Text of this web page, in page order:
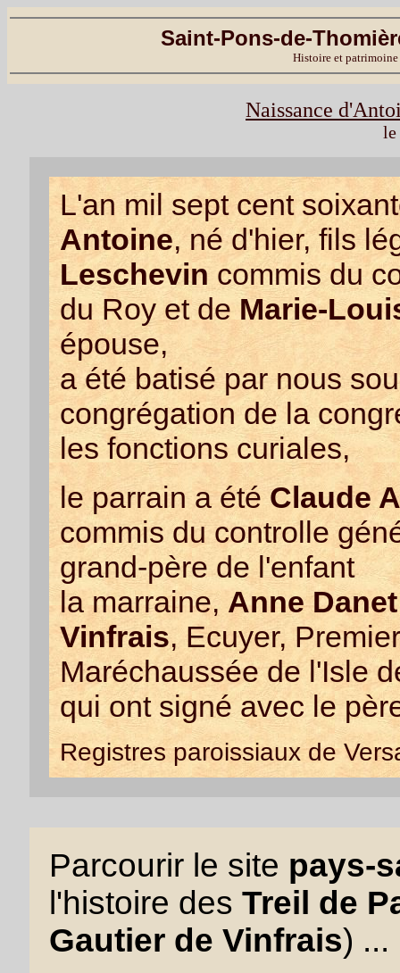
Saint-Pons-de-
Histoire et
Naissance
le
L'an mil sept cent
Antoine, né d'hier, fils
Leschevin commis du
du Roy et de Marie-
épouse,
a été batisé par nous
congrégation de la
les fonctions curiales,
le parrain a étéClaude
commis du controlle
grand-père de l'enfant
la marraine, Anne Danet
Vinfrais, Ecuyer,
Maréchaussée de l'Isle
qui ont signé avec le
Registres paroissiaux de
Parcourir le site pays-
l'histoire des Treil de
Gautier de Vinfrais) ...